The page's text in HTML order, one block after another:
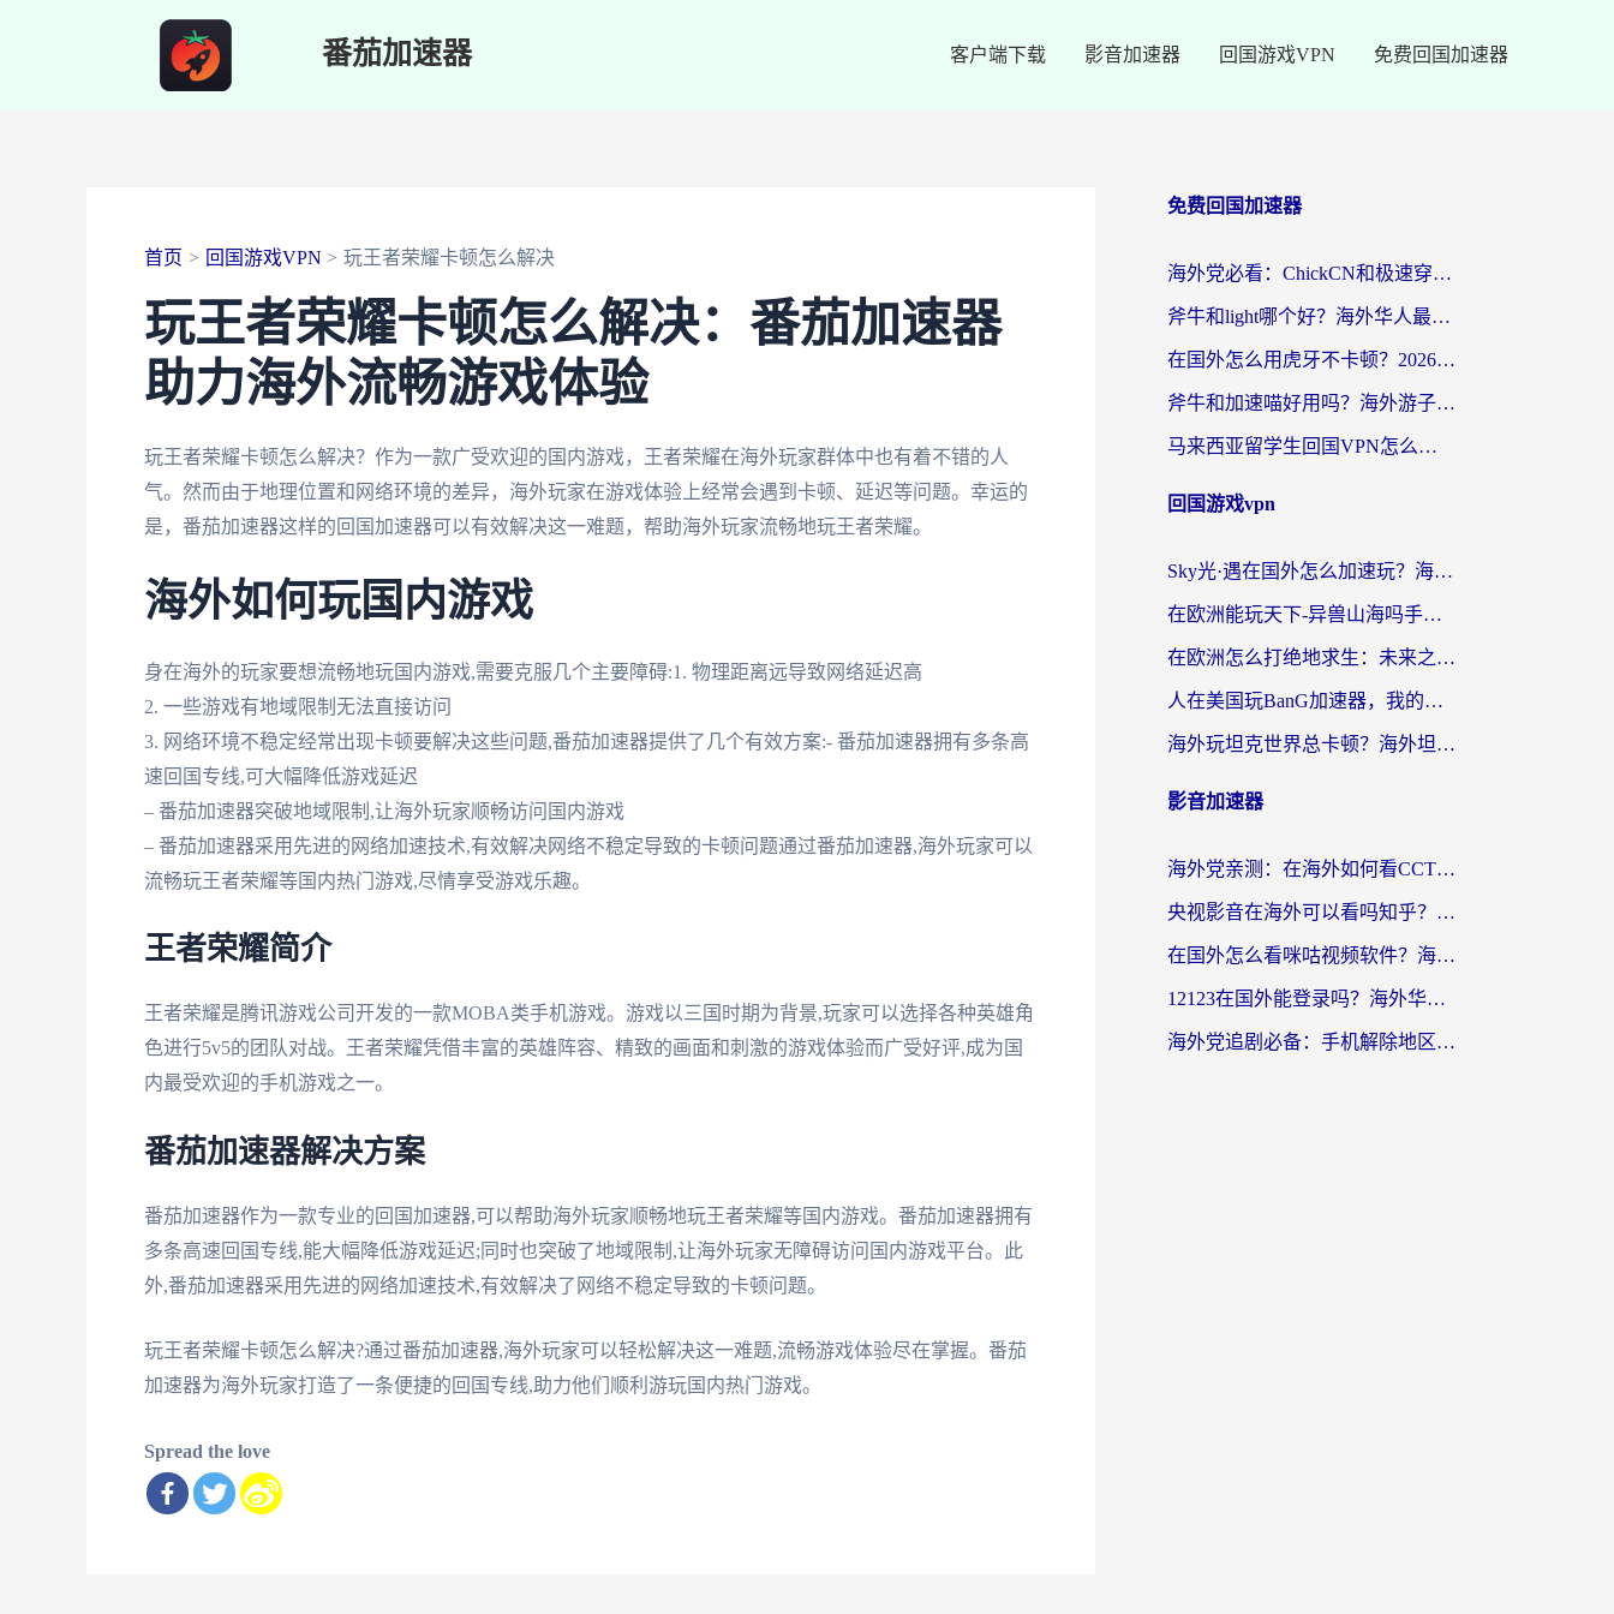
番茄加速器 客户端下载 影音加速器 回国游戏VPN 免费回国加速器
首页 回国游戏VPN 玩王者荣耀卡顿怎么解决
玩王者荣耀卡顿怎么解决：番茄加速器
助力海外流畅游戏体验
玩王者荣耀卡顿怎么解决？作为一款广受欢迎的国内游戏，王者荣耀在海外玩家群体中也有着不错的人
气。然而由于地理位置和网络环境的差异，海外玩家在游戏体验上经常会遇到卡顿、延迟等问题。幸运的
是，番茄加速器这样的回国加速器可以有效解决这一难题，帮助海外玩家流畅地玩王者荣耀。
海外如何玩国内游戏
身在海外的玩家要想流畅地玩国内游戏,需要克服几个主要障碍:1. 物理距离远导致网络延迟高
2. 一些游戏有地域限制无法直接访问
3. 网络环境不稳定经常出现卡顿要解决这些问题,番茄加速器提供了几个有效方案:- 番茄加速器拥有多条高
速回国专线,可大幅降低游戏延迟
– 番茄加速器突破地域限制,让海外玩家顺畅访问国内游戏
– 番茄加速器采用先进的网络加速技术,有效解决网络不稳定导致的卡顿问题通过番茄加速器,海外玩家可以
流畅玩王者荣耀等国内热门游戏,尽情享受游戏乐趣。
王者荣耀简介
王者荣耀是腾讯游戏公司开发的一款MOBA类手机游戏。游戏以三国时期为背景,玩家可以选择各种英雄角
色进行5v5的团队对战。王者荣耀凭借丰富的英雄阵容、精致的画面和刺激的游戏体验而广受好评,成为国
内最受欢迎的手机游戏之一。
番茄加速器解决方案
番茄加速器作为一款专业的回国加速器,可以帮助海外玩家顺畅地玩王者荣耀等国内游戏。番茄加速器拥有
多条高速回国专线,能大幅降低游戏延迟;同时也突破了地域限制,让海外玩家无障碍访问国内游戏平台。此
外,番茄加速器采用先进的网络加速技术,有效解决了网络不稳定导致的卡顿问题。
玩王者荣耀卡顿怎么解决?通过番茄加速器,海外玩家可以轻松解决这一难题,流畅游戏体验尽在掌握。番茄
加速器为海外玩家打造了一条便捷的回国专线,助力他们顺利游玩国内热门游戏。
Spread the love
免费回国加速器
海外党必看：ChickCN和极速穿梭VPN好用吗？3招教你选对回国加速器无缝刷国内资源
斧牛和light哪个好？海外华人最关心的回国加速器选择难题，一篇讲透
在国外怎么用虎牙不卡顿？2026海外华人亲测有效的回国加速器选择指南
斧牛和加速喵好用吗？海外游子的真实选择困境
马来西亚留学生回国VPN怎么选？3个避坑点+1款实测好用的加速器推荐
回国游戏vpn
Sky光·遇在国外怎么加速玩？海外党亲测有效的国服游戏加速指南
在欧洲能玩天下-异兽山海吗手游？海外玩家的加速器生存指南
在欧洲怎么打绝地求生：未来之役不卡？留学生亲测的加速器避坑指南
人在美国玩BanG加速器，我的延迟终于绿了
海外玩坦克世界总卡顿？海外坦克世界加速器有哪些？实测好用的选择在这里
影音加速器
海外党亲测：在海外如何看CCTV？告别“仅限大陆播放”的实用指南
央视影音在海外可以看吗知乎？留学生亲测：3步解决地域限制+追剧自由
在国外怎么看咪咕视频软件？海外党亲测有效的回国加速方案
12123在国外能登录吗？海外华人必看的回国加速实用指南
海外党追剧必备：手机解除地区限制app怎么选？解决央视视频&国内剧地区限制全指南